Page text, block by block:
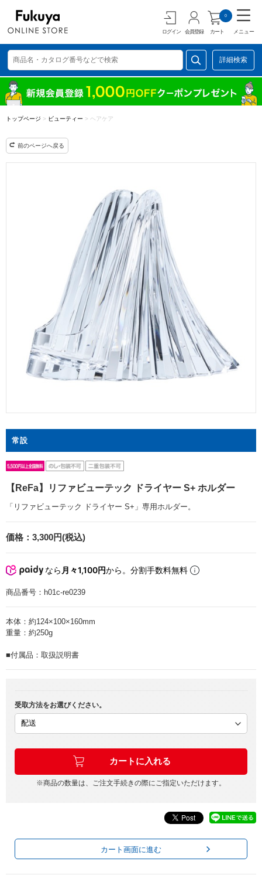
ログイン 会員登録 カート
0
メニュー
詳細検索
トップページ > ビューティー > ヘアケア
前のページへ戻る
常設
【ReFa】リファビューテック ドライヤー S+ ホルダー
「リファビューテック ドライヤー S+」専用ホルダー。
価格： 3,300円(税込)
なら 月々1,100円から。分割手数料無料
商品番号： h01c-re0239
本体：約124×100×160mm
重量：約250g
■付属品：取扱説明書
受取方法をお選びください。
※商品の数量は、ご注文手続きの際にご指定いただけます。
カート画面に進む